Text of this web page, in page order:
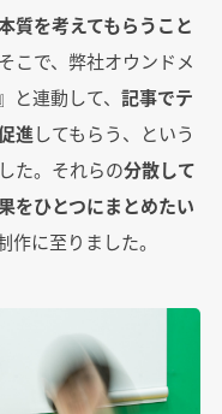
質を考えてもらうこと
こで、弊社オウンドメ
と連動して、 記事でテ
進してもらう、という
た。それらの分散して
をひとつにまとめたい
作に至りました。